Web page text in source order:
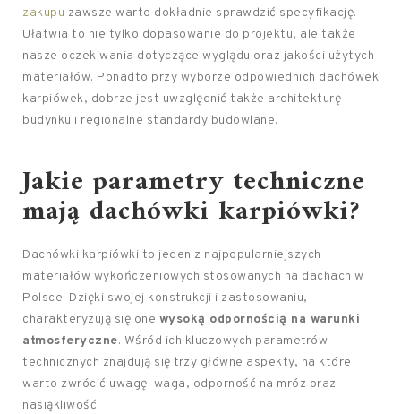
zakupu zawsze warto dokładnie sprawdzić specyfikację.
Ułatwia to nie tylko dopasowanie do projektu, ale także
nasze oczekiwania dotyczące wyglądu oraz jakości użytych
materiałów. Ponadto przy wyborze odpowiednich dachówek
karpiówek, dobrze jest uwzględnić także architekturę
budynku i regionalne standardy budowlane.
Jakie parametry techniczne
mają dachówki karpiówki?
Dachówki karpiówki to jeden z najpopularniejszych
materiałów wykończeniowych stosowanych na dachach w
Polsce. Dzięki swojej konstrukcji i zastosowaniu,
charakteryzują się one wysoką odpornością na warunki
atmosferyczne. Wśród ich kluczowych parametrów
technicznych znajdują się trzy główne aspekty, na które
warto zwrócić uwagę: waga, odporność na mróz oraz
nasiąkliwość.